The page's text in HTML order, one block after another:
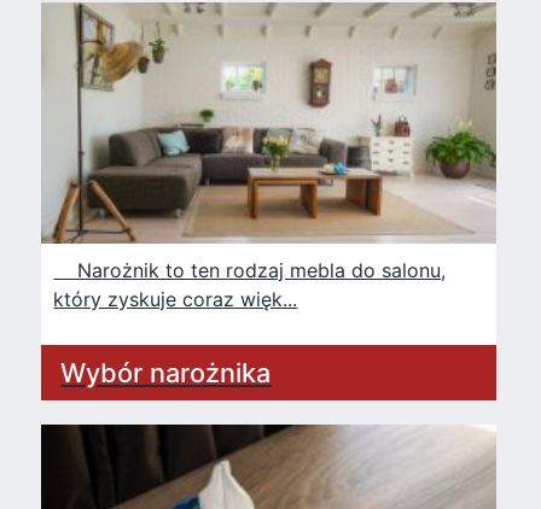
Narożnik to ten rodzaj mebla do salonu,
który zyskuje coraz więk...
Wybór narożnika